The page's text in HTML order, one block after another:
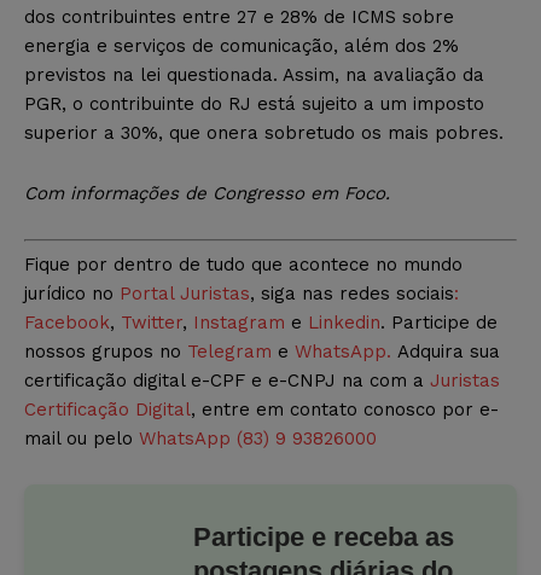
dos contribuintes entre 27 e 28% de ICMS sobre
energia e serviços de comunicação, além dos 2%
previstos na lei questionada. Assim, na avaliação da
PGR, o contribuinte do RJ está sujeito a um imposto
superior a 30%, que onera sobretudo os mais pobres.
Com informações de Congresso em Foco.
Fique por dentro de tudo que acontece no mundo
jurídico no Portal Juristas, siga nas redes sociais:
Facebook, Twitter, Instagram e Linkedin. Participe de
nossos grupos no Telegram e WhatsApp. Adquira sua
certificação digital e-CPF e e-CNPJ na com a Juristas
Certificação Digital, entre em contato conosco por e-
mail ou pelo WhatsApp (83) 9 93826000
Participe e receba as